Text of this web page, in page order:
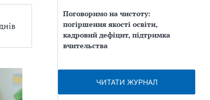
Поговоримо на чистоту:
погіршення якості освіти,
кадровий дефіцит, підтримка
вчительства
ЧИТАТИ ЖУРНАЛ